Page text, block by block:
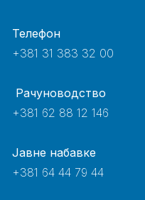
Телефон
+381 31 383 32 00
Рачуноводство
+381 62 88 12 146
Јавне набавке
+381 64 44 79 44